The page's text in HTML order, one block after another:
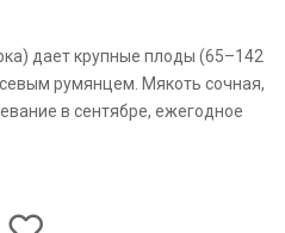
дает крупные плоды (65–142
румянцем. Мякоть сочная,
в сентябре, ежегодное